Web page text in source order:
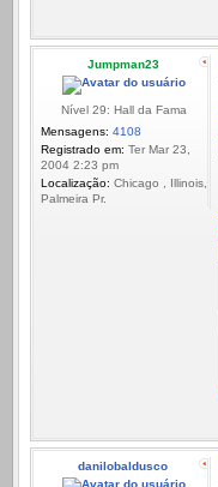
Jumpman23
Nível 29: Hall da Fama
Mensagens: 4108
Registrado em: Ter Mar 23,
2004 2:23 pm
Localização: Chicago , Illinois,
Palmeira Pr.
danilobaldusco